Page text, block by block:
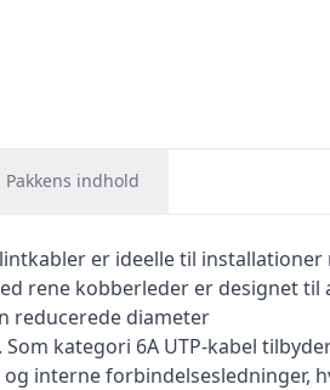
Pakkens indhold
er ideelle til
rene kobberleder er designet
reducerede diameter
kategori 6A UTP-kabel
interne forbindelsesledninger,